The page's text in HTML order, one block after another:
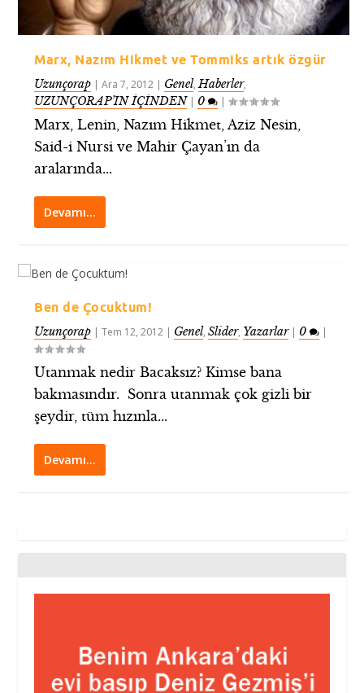
Marx, Nazım Hikmet ve Tommiks artık özgür
Uzunçorap |Ara 7, 2012 | Genel,Haberler,
UZUNÇORAP’IN İÇİNDEN| 0 |
Marx, Lenin, Nazım Hikmet, Aziz Nesin,
Said-i Nursi ve Mahir Çayan’ın da
aralarında...
Devamı…
Ben de Çocuktum!
Uzunçorap |Tem 12, 2012 | Genel,Slider, Yazarlar| 0 |
Utanmak nedir Bacaksız? Kimse bana
bakmasındır. Sonra utanmak çok gizli bir
şeydir, tüm hızınla...
Devamı…